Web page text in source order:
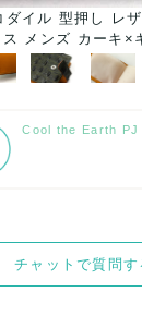
イル 型押し レ
ス メンズ カーキ×
Cool the Earth PJ
チャットで質問す